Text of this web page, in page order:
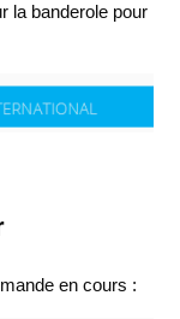
la banderole pour
en cours :